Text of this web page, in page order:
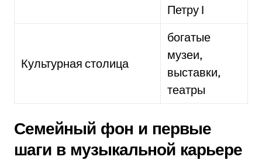
Петру I
Культурная столица
богатые
музеи,
выставки,
театры
Семейный фон и первые
шаги в музыкальной карьере